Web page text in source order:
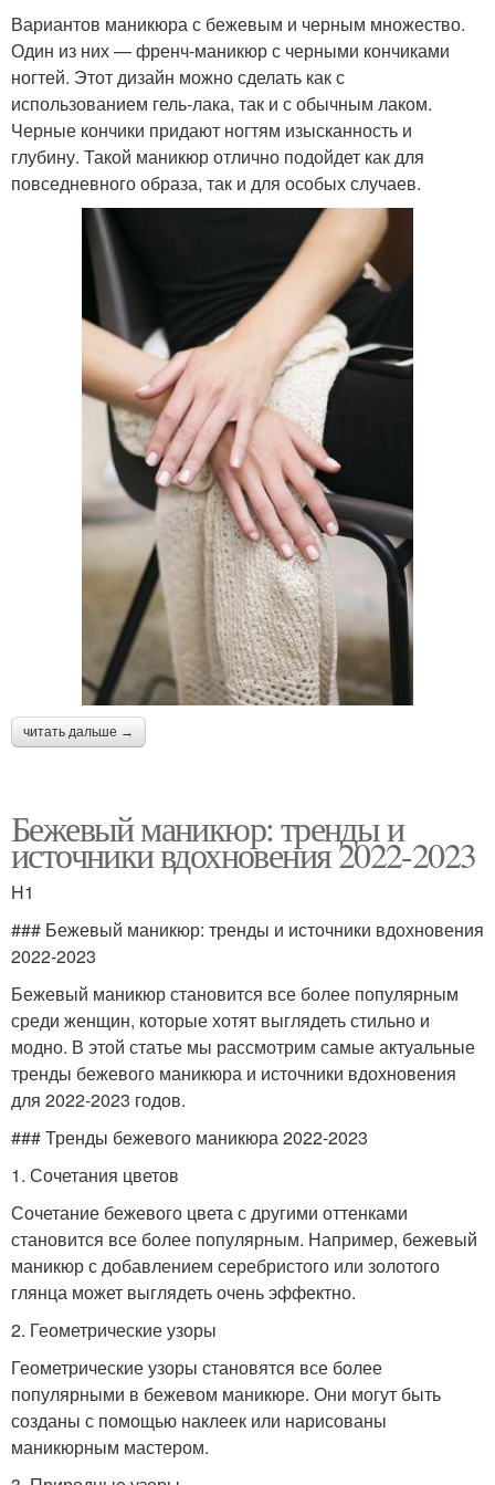
Вариантов маникюра с бежевым и черным множество.
Один из них — френч-маникюр с черными кончиками
ногтей. Этот дизайн можно сделать как с
использованием гель-лака, так и с обычным лаком.
Черные кончики придают ногтям изысканность и
глубину. Такой маникюр отлично подойдет как для
повседневного образа, так и для особых случаев.
читать дальше →
Бежевый маникюр: тренды и
источники вдохновения 2022-2023
H1
### Бежевый маникюр: тренды и источники вдохновения
2022-2023
Бежевый маникюр становится все более популярным
среди женщин, которые хотят выглядеть стильно и
модно. В этой статье мы рассмотрим самые актуальные
тренды бежевого маникюра и источники вдохновения
для 2022-2023 годов.
### Тренды бежевого маникюра 2022-2023
1. Сочетания цветов
Сочетание бежевого цвета с другими оттенками
становится все более популярным. Например, бежевый
маникюр с добавлением серебристого или золотого
глянца может выглядеть очень эффектно.
2. Геометрические узоры
Геометрические узоры становятся все более
популярными в бежевом маникюре. Они могут быть
созданы с помощью наклеек или нарисованы
маникюрным мастером.